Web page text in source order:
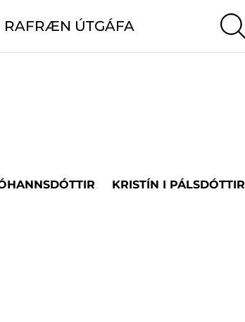
RAFRÆN ÚTGÁFA
KRISTÍN I PÁLSDÓTTIR